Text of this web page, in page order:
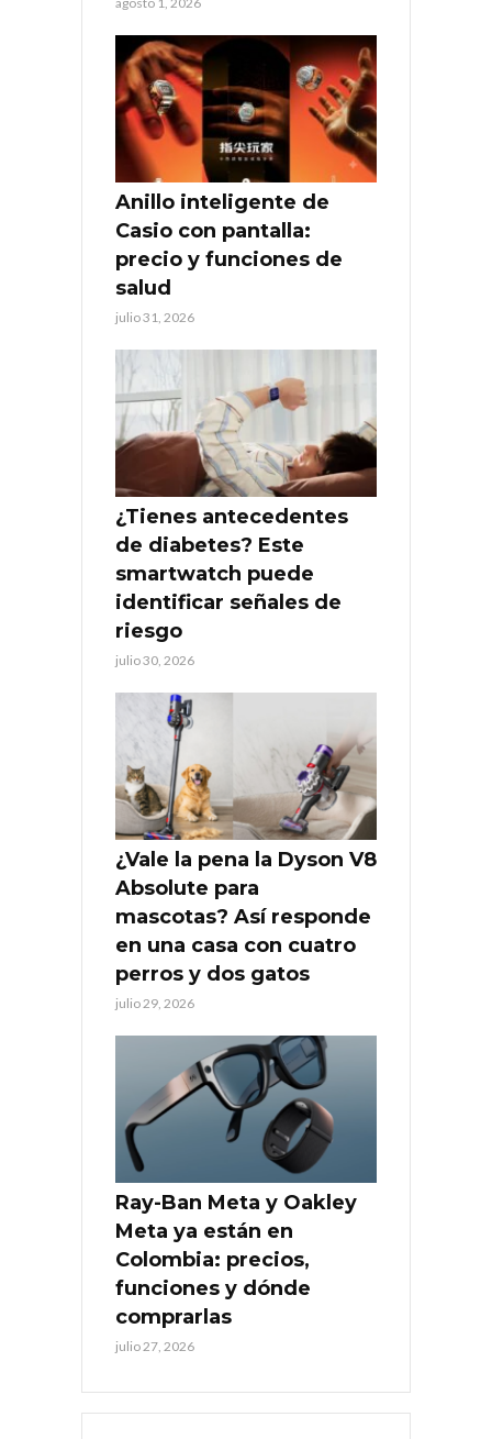
Anillo inteligente de
Casio con pantalla:
precio y funciones de
salud
julio 31, 2026
¿Tienes antecedentes
de diabetes? Este
smartwatch puede
identificar señales de
riesgo
julio 30, 2026
¿Vale la pena la Dyson V8
Absolute para
mascotas? Así responde
en una casa con cuatro
perros y dos gatos
julio 29, 2026
Ray-Ban Meta y Oakley
Meta ya están en
Colombia: precios,
funciones y dónde
comprarlas
julio 27, 2026